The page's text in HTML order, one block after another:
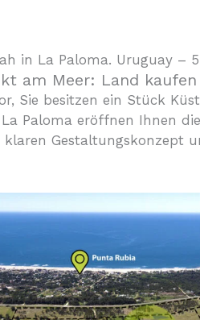
in La Paloma. Uruguay –
am Meer: Land
Sie besitzen ein Stück
Paloma eröffnen Ihnen
klaren Gestaltungskonzept